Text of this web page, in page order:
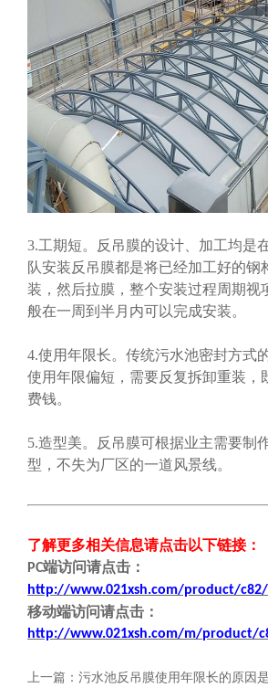
3.工期短。反吊膜的设计、加工均是
队安装反吊膜都是将已经加工好的钢
装，然后拉膜，整个安装过程周期视
般在一周到半月内可以完成安装。
4.使用年限长。传统污水池密封方式
使用年限偏短，需要反复拆卸重装，
费钱。
5.造型美。反吊膜可根据业主需要制
型，不失为厂区的一道风景线。
了解更多相关信息请点击以下链接：
PC端访问请点击 ：
http://www.021xsh.com/product/c82/
移动端访问请点击 ：
http://www.021xsh.com/m/product/
上一篇： 污水池反吊膜使用年限长的原因